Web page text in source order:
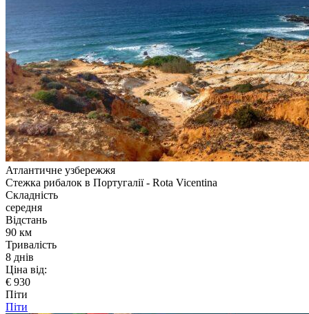
Атлантичне узбережжя
Стежка рибалок в Португалії - Rota Vicentina
Складність
середня
Відстань
90 км
Тривалість
8 днів
Ціна від:
€ 930
Піти
Піти